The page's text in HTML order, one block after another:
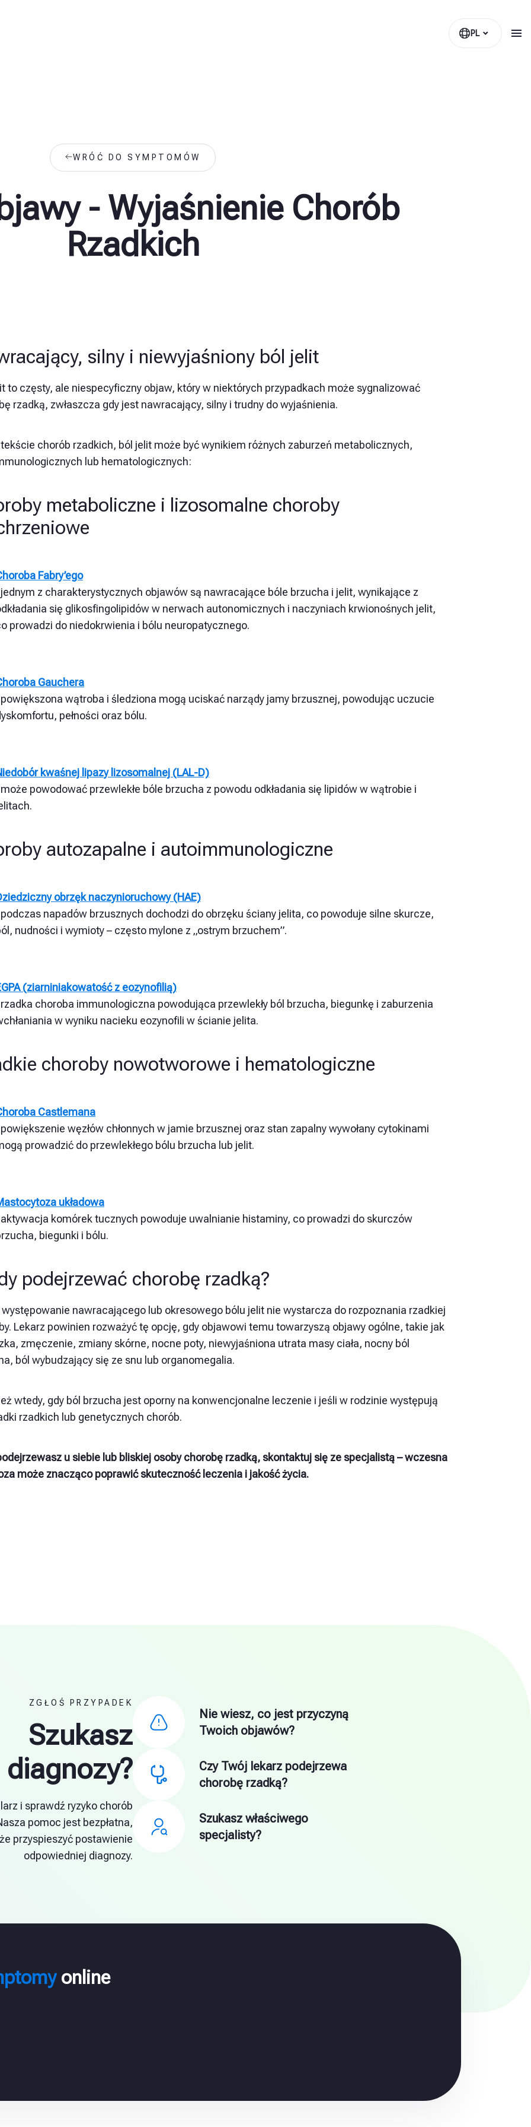
PL
WRÓĆ DO SYMPTOMÓW
- Wyjaśnienie Chorób
Rzadkich
silny i niewyjaśniony ból jelit
to częsty, ale niespecyficzny objaw, który w niektórych przypadkach może sygnalizować
rzadką, zwłaszcza gdy jest nawracający, silny i trudny do wyjaśnienia.
chorób rzadkich, ból jelit może być wynikiem różnych zaburzeń metabolicznych,
lub hematologicznych:
metaboliczne i lizosomalne choroby
Fabry’ego
jednym z charakterystycznych objawów są nawracające bóle brzucha i jelit, wynikające z
się glikosfingolipidów w nerwach autonomicznych i naczyniach krwionośnych jelit,
prowadzi do niedokrwienia i bólu neuropatycznego.
Gauchera
powiększona wątroba i śledziona mogą uciskać narządy jamy brzusznej, powodując uczucie
pełności oraz bólu.
kwaśnej lipazy lizosomalnej (LAL-D)
może powodować przewlekłe bóle brzucha z powodu odkładania się lipidów w wątrobie i
autozapalne i autoimmunologiczne
obrzęk naczynioruchowy (HAE)
podczas napadów brzusznych dochodzi do obrzęku ściany jelita, co powoduje silne skurcze,
nudności i wymioty – często mylone z „ostrym brzuchem”.
(ziarniniakowatość z eozynofilią)
rzadka choroba immunologiczna powodująca przewlekły ból brzucha, biegunkę i zaburzenia
w wyniku nacieku eozynofili w ścianie jelita.
choroby nowotworowe i hematologiczne
Castlemana
powiększenie węzłów chłonnych w jamie brzusznej oraz stan zapalny wywołany cytokinami
prowadzić do przewlekłego bólu brzucha lub jelit.
układowa
aktywacja komórek tucznych powoduje uwalnianie histaminy, co prowadzi do skurczów
biegunki i bólu.
podejrzewać chorobę rzadką?
nawracającego lub okresowego bólu jelit nie wystarcza do rozpoznania rzadkiej
Lekarz powinien rozważyć tę opcję, gdy objawowi temu towarzyszą objawy ogólne, takie jak
zmęczenie, zmiany skórne, nocne poty, niewyjaśniona utrata masy ciała, nocny ból
ból wybudzający się ze snu lub organomegalia.
wtedy, gdy ból brzucha jest oporny na konwencjonalne leczenie i jeśli w rodzinie występują
rzadkich lub genetycznych chorób.
u siebie lub bliskiej osoby chorobę rzadką, skontaktuj się ze specjalistą – wczesna
może znacząco poprawić skuteczność leczenia i jakość życia.
ZGŁOŚ PRZYPADEK
Szukasz
diagnozy?
i sprawdź ryzyko chorób
pomoc jest bezpłatna,
przyspieszyć postawienie
odpowiedniej diagnozy.
Nie wiesz, co jest przyczyną
Twoich objawów?
Czy Twój lekarz podejrzewa
chorobę rzadką?
Szukasz właściwego
specjalisty?
online